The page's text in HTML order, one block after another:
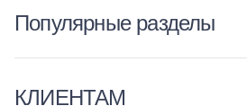
Популярные разделы
КЛИЕНТАМ